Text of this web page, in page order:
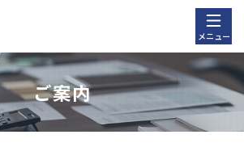
メニュー
ご案内